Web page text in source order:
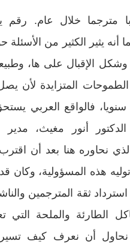
350‮ ‬ كتابا
والتأمل‮. ‬كما أنه
المتزايدة لأن
ألف كتاب سنويا،‮ ‬فالواقع
كما يؤكد
‬الذي نحاوره هنا بعد أن
الأول منذ توليه
الطارئة والملحة التي